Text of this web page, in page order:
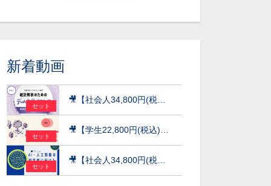
新着動画
セット
🎥【社会人34,800円(税込)】統計解析のためのデータサイエンス～統計検定(R)データサイエンス発展（DS発展）を目指して～［京都大学データサイエンス講座］（2026）
セット
🎥【学生22,800円(税込)】AI×データ活用の実践講座【データサイエンス基礎編】〜数理・データサイエンス・AI（応用基礎レベル）モデルカリキュラム準拠〜［京都大学データサイエンス講座］（2026）
セット
🎥【社会人34,800円(税込)】AI・人工知能の初学者に向けた数学超速入門［京都大学データサイエンス講座］（2026）